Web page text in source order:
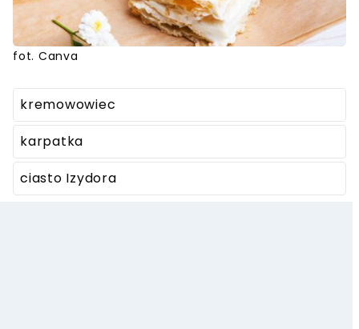
fot. Canva
kremowowiec
karpatka
ciasto Izydora